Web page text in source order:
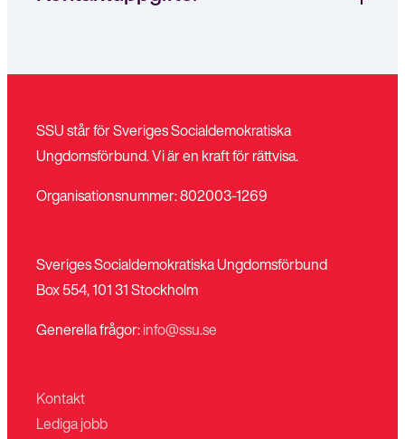
SSU står för Sveriges Socialdemokratiska
Ungdomsförbund. Vi är en kraft för rättvisa.
Organisationsnummer: 802003-1269
Sveriges Socialdemokratiska Ungdomsförbund
Box 554, 101 31 Stockholm
Generella frågor:info@ssu.se
Kontakt
Lediga jobb